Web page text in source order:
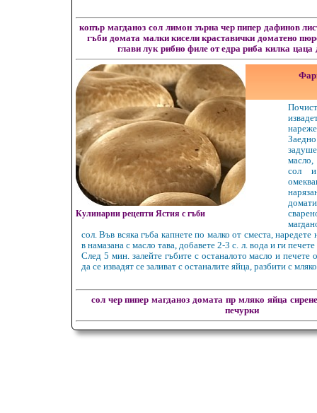
копър магданоз сол лимон зърна чер пипер дафинов
гъби домата малки кисели краставички доматено
глави лук рибно филе от едра риба килка цаца
Кулинарни рецепти Ястия с гъби
сол
сол. Във всяка гъба капнете по малко от сместа, наредете
в намазана с масло тава, добавете 2-3 с. л. вода и ги
След 5 мин. залейте гъбите с останалото масло и
да се извадят се заливат с останалите яйца, разбити с
сол чер пипер магданоз домата пр мляко яйца сирене
печурки